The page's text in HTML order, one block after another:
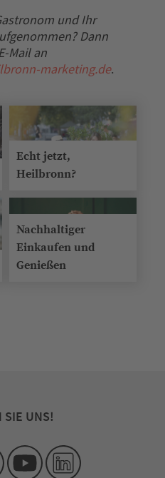
und Ihr
Dann
Mail an
marketing.de.
Echt jetzt,
Heilbronn?
Nachhaltiger
Einkaufen und
Genießen
SIE UNS!